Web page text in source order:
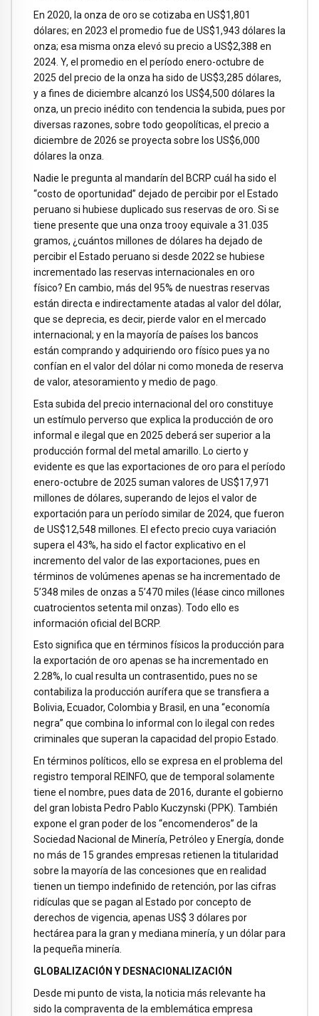
En 2020, la onza de oro se cotizaba en US$1,801
dólares; en 2023 el promedio fue de US$1,943 dólares la
onza; esa misma onza elevó su precio a US$2,388 en
2024. Y, el promedio en el período enero-octubre de
2025 del precio de la onza ha sido de US$3,285 dólares,
y a fines de diciembre alcanzó los US$4,500 dólares la
onza, un precio inédito con tendencia la subida, pues por
diversas razones, sobre todo geopolíticas, el precio a
diciembre de 2026 se proyecta sobre los US$6,000
dólares la onza.
Nadie le pregunta al mandarín del BCRP cuál ha sido el
“costo de oportunidad” dejado de percibir por el Estado
peruano si hubiese duplicado sus reservas de oro. Si se
tiene presente que una onza trooy equivale a 31.035
gramos, ¿cuántos millones de dólares ha dejado de
percibir el Estado peruano si desde 2022 se hubiese
incrementado las reservas internacionales en oro
físico? En cambio, más del 95% de nuestras reservas
están directa e indirectamente atadas al valor del dólar,
que se deprecia, es decir, pierde valor en el mercado
internacional; y en la mayoría de países los bancos
están comprando y adquiriendo oro físico pues ya no
confían en el valor del dólar ni como moneda de reserva
de valor, atesoramiento y medio de pago.
Esta subida del precio internacional del oro constituye
un estímulo perverso que explica la producción de oro
informal e ilegal que en 2025 deberá ser superior a la
producción formal del metal amarillo. Lo cierto y
evidente es que las exportaciones de oro para el período
enero-octubre de 2025 suman valores de US$17,971
millones de dólares, superando de lejos el valor de
exportación para un período similar de 2024, que fueron
de US$12,548 millones. El efecto precio cuya variación
supera el 43%, ha sido el factor explicativo en el
incremento del valor de las exportaciones, pues en
términos de volúmenes apenas se ha incrementado de
5’348 miles de onzas a 5’470 miles (léase cinco millones
cuatrocientos setenta mil onzas). Todo ello es
información oficial del BCRP.
Esto significa que en términos físicos la producción para
la exportación de oro apenas se ha incrementado en
2.28%, lo cual resulta un contrasentido, pues no se
contabiliza la producción aurífera que se transfiera a
Bolivia, Ecuador, Colombia y Brasil, en una “economía
negra” que combina lo informal con lo ilegal con redes
criminales que superan la capacidad del propio Estado.
En términos políticos, ello se expresa en el problema del
registro temporal REINFO, que de temporal solamente
tiene el nombre, pues data de 2016, durante el gobierno
del gran lobista Pedro Pablo Kuczynski (PPK). También
expone el gran poder de los “encomenderos” de la
Sociedad Nacional de Minería, Petróleo y Energía, donde
no más de 15 grandes empresas retienen la titularidad
sobre la mayoría de las concesiones que en realidad
tienen un tiempo indefinido de retención, por las cifras
ridículas que se pagan al Estado por concepto de
derechos de vigencia, apenas US$ 3 dólares por
hectárea para la gran y mediana minería, y un dólar para
la pequeña minería.
GLOBALIZACIÓN Y DESNACIONALIZACIÓN
Desde mi punto de vista, la noticia más relevante ha
sido la compraventa de la emblemática empresa